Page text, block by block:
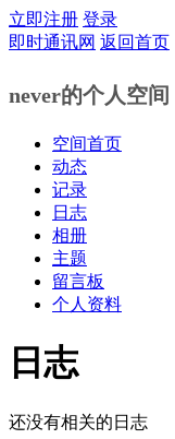
立即注册 登录
即时通讯网 返回首页
never的个人空间
空间首页
动态
记录
日志
相册
主题
留言板
个人资料
日志
还没有相关的日志